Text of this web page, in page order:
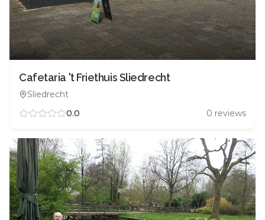
Cafetaria 't Friethuis Sliedrecht
Sliedrecht
0.0
0 reviews